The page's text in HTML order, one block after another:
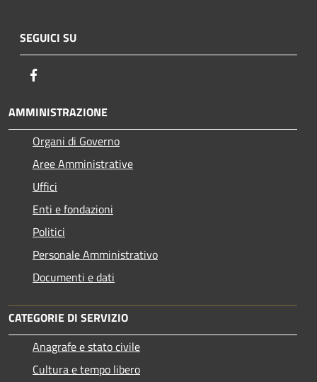
SEGUICI SU
AMMINISTRAZIONE
Organi di Governo
Aree Amministrative
Uffici
Enti e fondazioni
Politici
Personale Amministrativo
Documenti e dati
CATEGORIE DI SERVIZIO
Anagrafe e stato civile
Cultura e tempo libero